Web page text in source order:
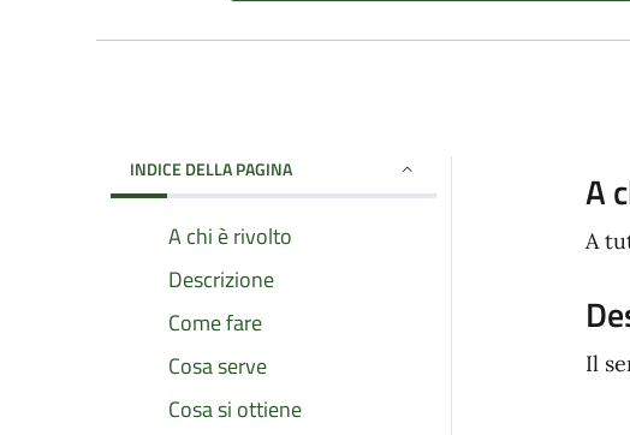
INDICE DELLA PAGINA
A chi è rivolto
Descrizione
Come fare
Cosa serve
Cosa si ottiene
A
A
Il